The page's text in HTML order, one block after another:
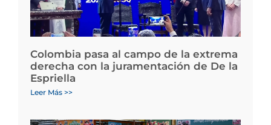
Colombia pasa al campo de la extrema
derecha con la juramentación de De la
Espriella
Leer Más >>